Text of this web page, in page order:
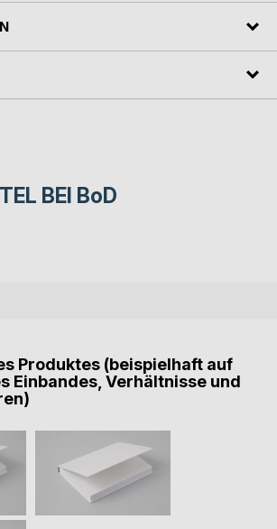
BEI BoD
Produktes (beispielhaft auf
Einbandes, Verhältnisse und